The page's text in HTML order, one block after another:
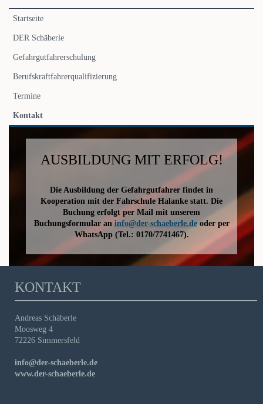
Navigation
Startseite
DER Schäberle
Gefahrgutfahrerschulung
Berufskraftfahrerqualifizierung
Termine
Kontakt
AUSBILDUNG MIT ERFOLG!
Die Ausbildung der Gefahrgutfahrer findet in
Kooperation mit der Fahrschule Halanke statt. Die
Buchung erfolgt per Mail mit unserem
Buchungsformular an info@der-schaeberle.deoder per
WhatsApp (Tel.: 0170/7741467).
KONTAKT
Andreas Schäberle
Moosweg 4
72226 Simmersfeld
info@der-schaeberle.de
www.der-schaeberle.de